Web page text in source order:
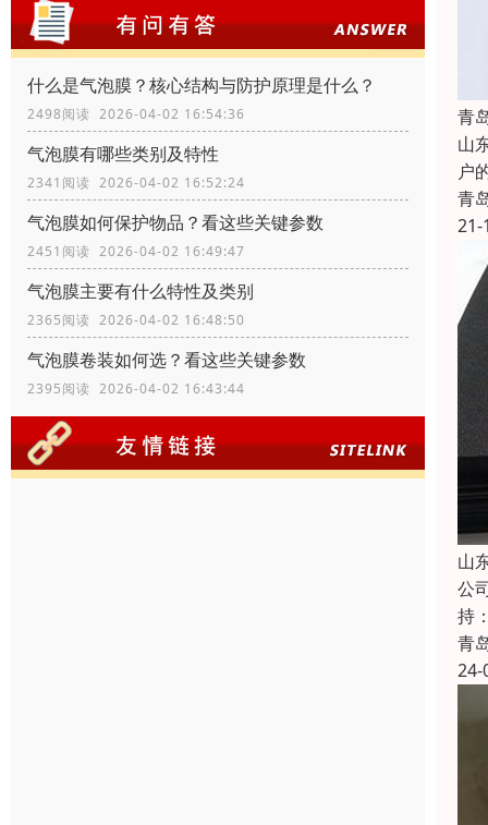
什么是气泡膜？核心结构与防护原理是什么？
2498阅读 2026-04-02 16:54:36
气泡膜有哪些类别及特性
2341阅读 2026-04-02 16:52:24
气泡膜如何保护物品？看这些关键参数
2451阅读 2026-04-02 16:49:47
气泡膜主要有什么特性及类别
2365阅读 2026-04-02 16:48:50
气泡膜卷装如何选？看这些关键参数
2395阅读 2026-04-02 16:43:44
青
山
户
青
21-
山
公
持
青
24-